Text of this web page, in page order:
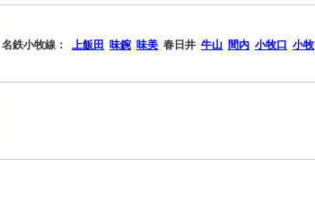
名鉄小牧線： 上飯田 味鋺 味美 春日井 牛山 間内 小牧口 小牧